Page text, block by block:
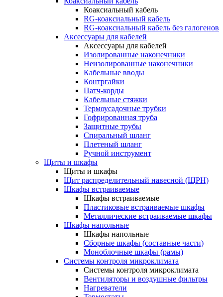
Коаксиальный кабель
RG-коаксиальный кабель
RG-коаксиальный кабель без галогенов
Аксессуары для кабелей
Аксессуары для кабелей
Изолированные наконечники
Неизолированные наконечники
Кабельные вводы
Контргайки
Патч-корды
Кабельные стяжки
Термоусадочные трубки
Гофрированная труба
Защитные трубы
Спиральный шланг
Плетеный шланг
Ручной инструмент
Щиты и шкафы
Щиты и шкафы
Щит распределительный навесной (ЩРН)
Шкафы встраиваемые
Шкафы встраиваемые
Пластиковые встраиваемые шкафы
Металлические встраиваемые шкафы
Шкафы напольные
Шкафы напольные
Сборные шкафы (составные части)
Моноблочные шкафы (рамы)
Системы контроля микроклимата
Системы контроля микроклимата
Вентиляторы и воздушные фильтры
Нагреватели